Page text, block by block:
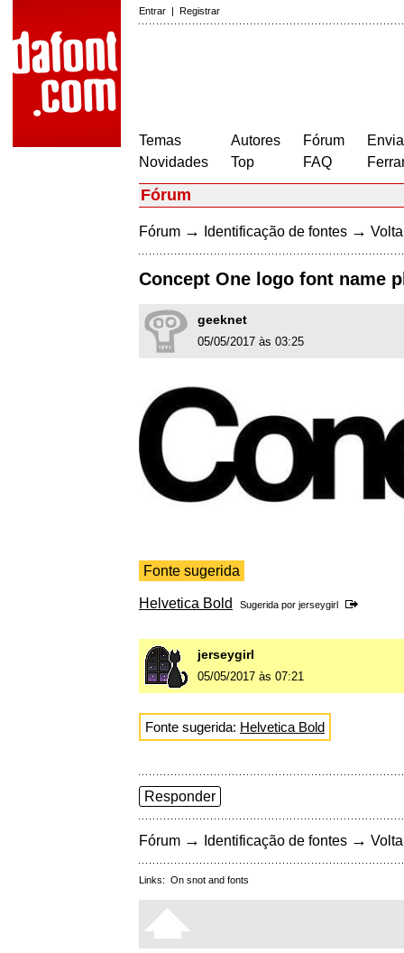
Entrar | Registrar
Temas
Novidades
Autores
Top
Fórum
FAQ
Fórum
Fórum → Identificação de fontes →
Concept One logo font name
geeknet
05/05/2017 às 03:25
Fonte sugerida
Helvetica Bold Sugerida por jerseygirl
jerseygirl
05/05/2017 às 07:21
Fonte sugerida: Helvetica Bold
Responder
Fórum → Identificação de fontes →
Links: On snot and fonts